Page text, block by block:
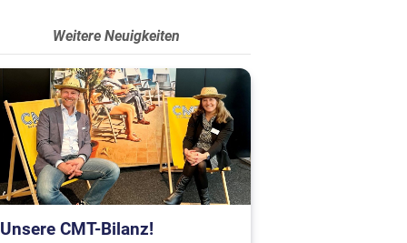
Weitere Neuigkeiten
Unsere CMT-Bilanz!